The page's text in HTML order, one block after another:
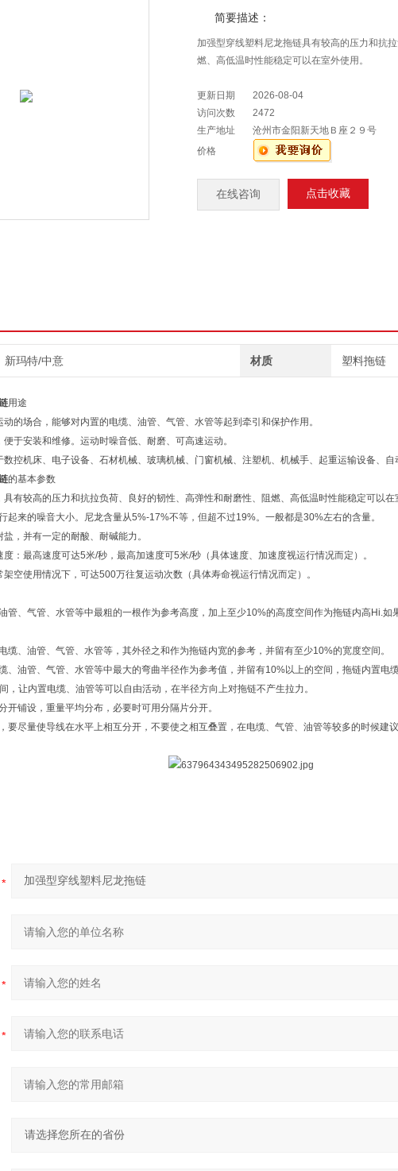
简要描述：
加强型穿线塑料尼龙拖链具有较高的压力和抗
燃、高低温时性能稳定可以在室外使用。
更新日期
2026-08-04
访问次数
2472
生产地址
沧州市金阳新天地Ｂ座２９号
价格
在线咨询 点击收藏
新玛特/中意 材质 塑料拖链
用途
的场合，能够对内置的电缆、油管、气管、水管等起到牵引和保护作用。
于安装和维修。运动时噪音低、耐磨、可高速运动。
控机床、电子设备、石材机械、玻璃机械、门窗机械、注塑机、机械手、起重运输设备、自
的基本参数
具有较高的压力和抗拉负荷、良好的韧性、高弹性和耐磨性、阻燃、高低温时性能稳定可以
起来的噪音大小。尼龙含量从5%-17%不等，但超不过19%。一般都是30%左右的含量。
盐，并有一定的耐酸、耐碱能力。
度：最高速度可达5米/秒，最高加速度可5米/秒（具体速度、加速度视运行情况而定）。
架空使用情况下，可达500万往复运动次数（具体寿命视运行情况而定）。
管、气管、水管等中最粗的一根作为参考高度，加上至少10%的高度空间作为拖链内高Hi.如
缆、油管、气管、水管等，其外径之和作为拖链内宽的参考，并留有至少10%的宽度空间
、油管、气管、水管等中最大的弯曲半径作为参考值，并留有10%以上的空间，拖链内置
，让内置电缆、油管等可以自由活动，在半径方向上对拖链不产生拉力。
开铺设，重量平均分布，必要时可用分隔片分开。
要尽量使导线在水平上相互分开，不要使之相互叠置，在电缆、气管、油管等较多的时候建议